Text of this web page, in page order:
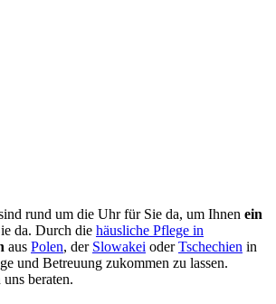
rund um die Uhr für Sie da, um Ihnen ein
da. Durch die häusliche Pflege in
aus Polen, der Slowakei oderTschechien in
und Betreuung zukommen zu lassen.
beraten.